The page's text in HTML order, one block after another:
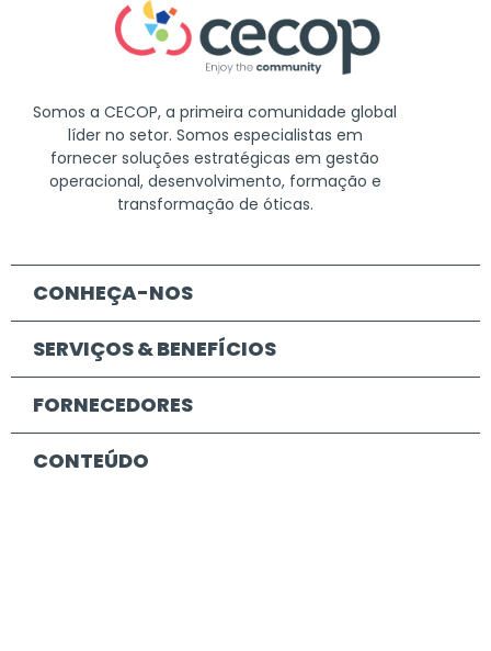
Somos a CECOP, a primeira comunidade global
líder no setor. Somos especialistas em
fornecer soluções estratégicas em gestão
operacional, desenvolvimento, formação e
transformação de óticas.
CONHEÇA-NOS
SERVIÇOS & BENEFÍCIOS
FORNECEDORES
CONTEÚDO